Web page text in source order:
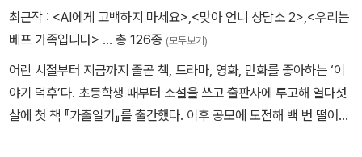
마음이 흔들려서 마음이 움직여서 마음이 있어서 가을은 울었다. (10
5)
최근작 : <AI에게 고백하지 마세요> <맞아 언니 상담소 2> <우리는
베프 가족입니다> … 총 126종 (모두보기)
어린 시절부터 지금까지 줄곧 책, 드라마, 영화, 만화를 좋아하는 ‘이
야기 덕후’다. 초등학생 때부터 소설을 쓰고 출판사에 투고해 열다섯
살에 첫 책 『가출일기』를 출간했다. 이후 공모에 도전해 백 번 떨어진